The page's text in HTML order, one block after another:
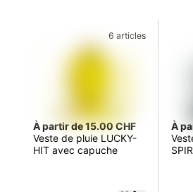
6 articles
À partir de 15.00 CHF
Veste de pluie LUCKY-
HIT avec capuche
À